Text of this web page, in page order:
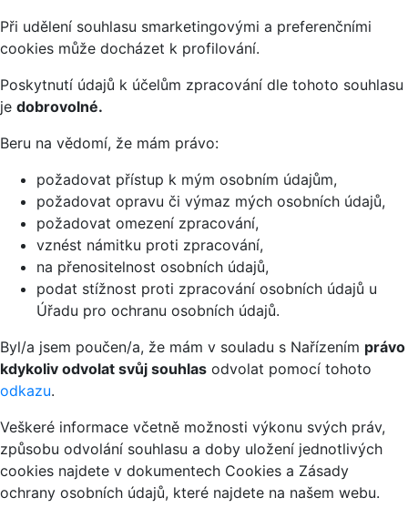
Při udělení souhlasu smarketingovými a preferenčními
cookies může docházet k profilování.
Poskytnutí údajů k účelům zpracování dle tohoto souhlasu
je dobrovolné.
Beru na vědomí, že mám právo:
požadovat přístup k mým osobním údajům,
požadovat opravu či výmaz mých osobních údajů,
požadovat omezení zpracování,
vznést námitku proti zpracování,
na přenositelnost osobních údajů,
podat stížnost proti zpracování osobních údajů u
Úřadu pro ochranu osobních údajů.
Byl/a jsem poučen/a, že mám v souladu s Nařízením právo
kdykoliv odvolat svůj souhlas odvolat pomocí tohoto
odkazu.
Veškeré informace včetně možnosti výkonu svých práv,
způsobu odvolání souhlasu a doby uložení jednotlivých
cookies najdete v dokumentech Cookies a Zásady
ochrany osobních údajů, které najdete na našem webu.